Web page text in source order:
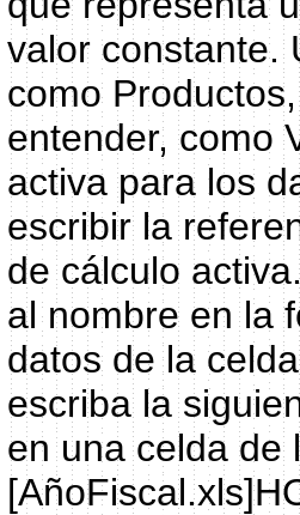
valor constante.
como
entender, como
activa para los
escribir la
de cálculo
al nombre en la
datos de la
escriba la
en una celda de